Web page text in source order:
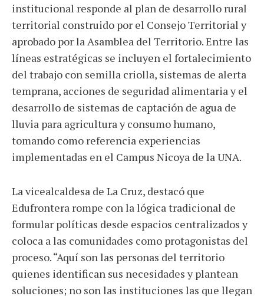
institucional responde al plan de desarrollo rural
territorial construido por el Consejo Territorial y
aprobado por la Asamblea del Territorio. Entre las
líneas estratégicas se incluyen el fortalecimiento
del trabajo con semilla criolla, sistemas de alerta
temprana, acciones de seguridad alimentaria y el
desarrollo de sistemas de captación de agua de
lluvia para agricultura y consumo humano,
tomando como referencia experiencias
implementadas en el Campus Nicoya de la UNA.
La vicealcaldesa de La Cruz, destacó que
Edufrontera rompe con la lógica tradicional de
formular políticas desde espacios centralizados y
coloca a las comunidades como protagonistas del
proceso. “Aquí son las personas del territorio
quienes identifican sus necesidades y plantean
soluciones; no son las instituciones las que llegan